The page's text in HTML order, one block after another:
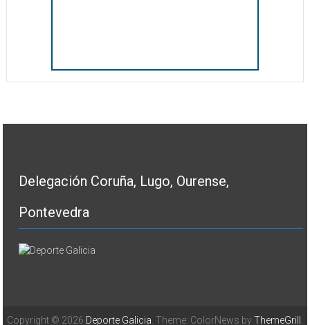
Delegación Coruña, Lugo, Ourense,
Pontevedra
Copyright © 2026 Deporte Galicia . Theme: ColorNews byThemeGrill